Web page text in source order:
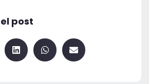
post